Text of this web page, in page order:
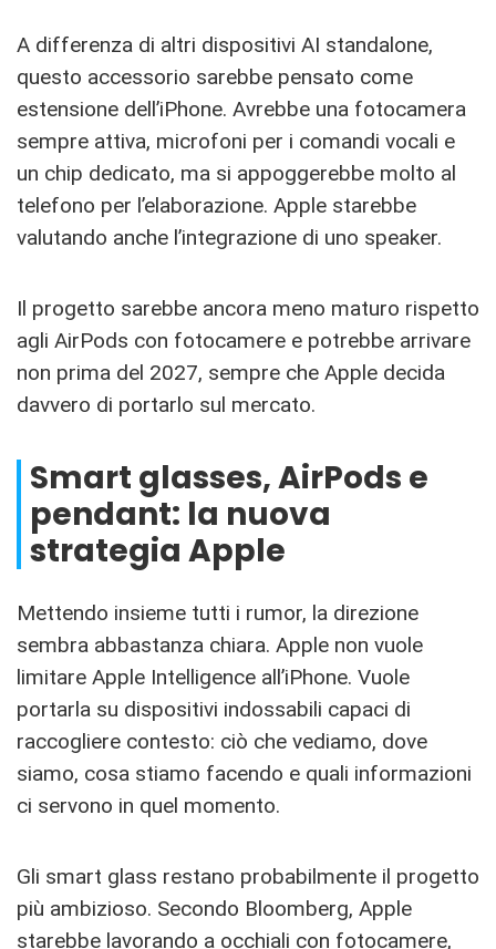
A differenza di altri dispositivi AI standalone,
questo accessorio sarebbe pensato come
estensione dell’iPhone. Avrebbe una fotocamera
sempre attiva, microfoni per i comandi vocali e
un chip dedicato, ma si appoggerebbe molto al
telefono per l’elaborazione. Apple starebbe
valutando anche l’integrazione di uno speaker.
Il progetto sarebbe ancora meno maturo rispetto
agli AirPods con fotocamere e potrebbe arrivare
non prima del 2027, sempre che Apple decida
davvero di portarlo sul mercato.
Smart glasses, AirPods e
pendant: la nuova
strategia Apple
Mettendo insieme tutti i rumor, la direzione
sembra abbastanza chiara. Apple non vuole
limitare Apple Intelligence all’iPhone. Vuole
portarla su dispositivi indossabili capaci di
raccogliere contesto: ciò che vediamo, dove
siamo, cosa stiamo facendo e quali informazioni
ci servono in quel momento.
Gli smart glass restano probabilmente il progetto
più ambizioso. Secondo Bloomberg, Apple
starebbe lavorando a occhiali con fotocamere,